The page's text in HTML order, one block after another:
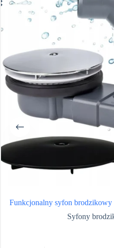
Funkcjonalny syfon
Syfony